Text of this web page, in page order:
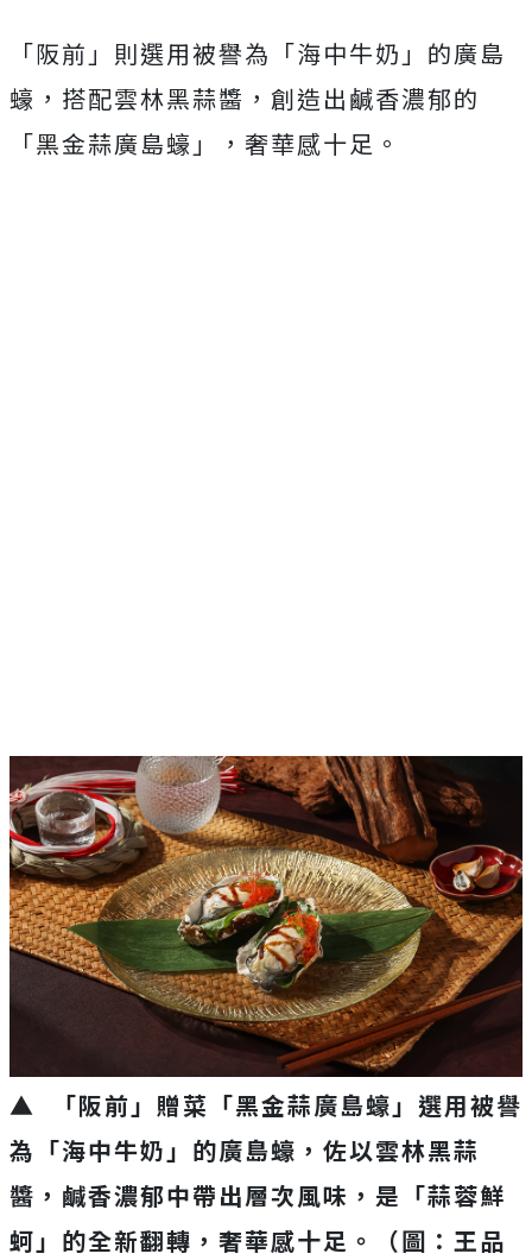
「阪前」則選用被譽為「海中牛奶」的廣島
蠔，搭配雲林黑蒜醬，創造出鹹香濃郁的
「黑金蒜廣島蠔」，奢華感十足。
▲ 「阪前」贈菜「黑金蒜廣島蠔」選用被譽
為「海中牛奶」的廣島蠔，佐以雲林黑蒜
醬，鹹香濃郁中帶出層次風味，是「蒜蓉鮮
蚵」的全新翻轉，奢華感十足。（圖：王品